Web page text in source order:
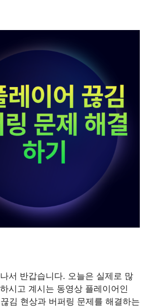
서 반갑습니다. 오늘은 실제로 많
시고 계시는 동영상 플레이어인
끊김 현상과 버퍼링 문제를 해결하는